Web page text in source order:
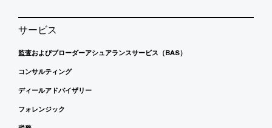
サービス
監査およびブローダーアシュアランスサービス（BAS）
コンサルティング
ディールアドバイザリー
フォレンジック